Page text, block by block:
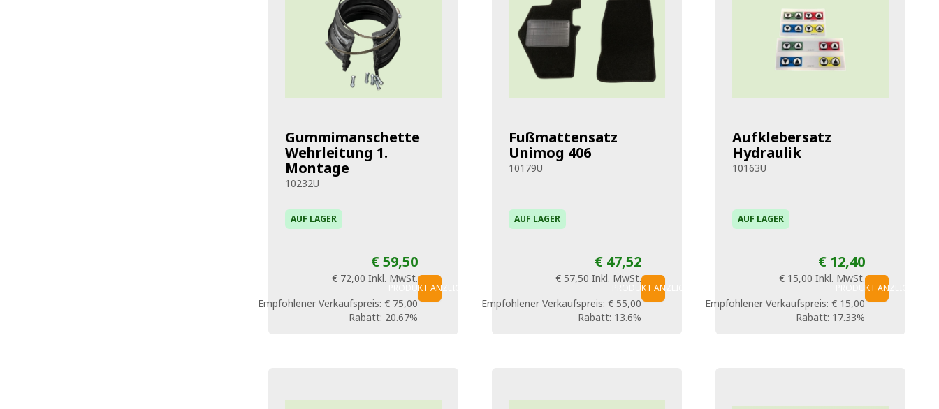
Gummimanschette
Wehrleitung 1.
Montage
10232U
AUF LAGER
€ 59,50
€ 72,00 Inkl. MwSt.
Empfohlener Verkaufspreis: € 75,00
Rabatt: 20.67%
PRODUKT ANZEIGEN
Fußmattensatz
Unimog 406
10179U
AUF LAGER
€ 47,52
€ 57,50 Inkl. MwSt.
Empfohlener Verkaufspreis: € 55,00
Rabatt: 13.6%
PRODUKT ANZEIGEN
Aufklebersatz
Hydraulik
10163U
AUF LAGER
€ 12,40
€ 15,00 Inkl. MwSt.
Empfohlener Verkaufspreis: € 15,00
Rabatt: 17.33%
PRODUKT ANZEIGEN